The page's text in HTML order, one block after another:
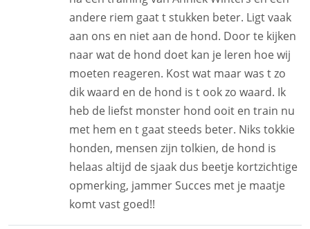
andere riem gaat t stukken beter. Ligt vaak
aan ons en niet aan de hond. Door te kijken
naar wat de hond doet kan je leren hoe wij
moeten reageren. Kost wat maar was t zo
dik waard en de hond is t ook zo waard. Ik
heb de liefst monster hond ooit en train nu
met hem en t gaat steeds beter. Niks tokkie
honden, mensen zijn tolkien, de hond is
helaas altijd de sjaak dus beetje kortzichtige
opmerking, jammer Succes met je maatje
komt vast goed!!